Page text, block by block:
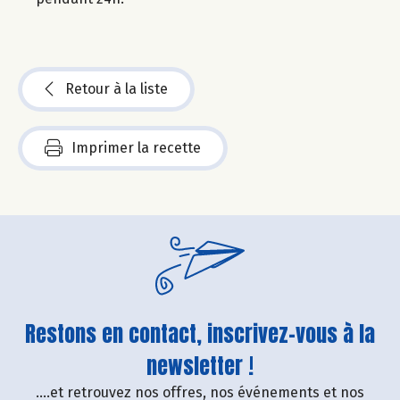
Retour à la liste
Imprimer la recette
Restons en contact, inscrivez-vous à la
newsletter !
....et retrouvez nos offres, nos événements et nos